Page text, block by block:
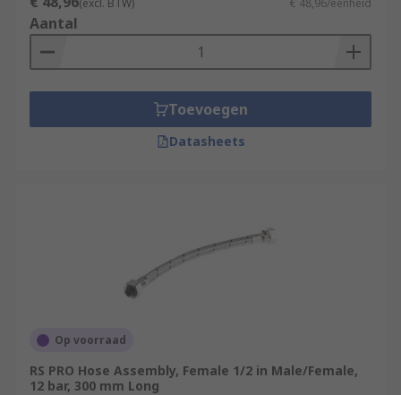
House hoses - Used to connect household
appliances acting as an inlet hose. It features
screw on connections, and usually made from
(excl. BTW) € 48,96/eenheid
Aantal
Toevoegen
Datasheets
Op voorraad
RS PRO Hose Assembly, Female 1/2 in Male/Female,
12 bar, 300 mm Long